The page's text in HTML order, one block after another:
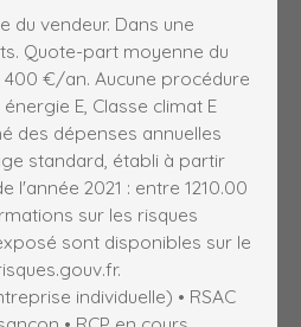
du vendeur. Dans une
Quote-part moyenne du
€/an. Aucune procédure
E, Classe climat E
des dépenses annuelles
standard, établi à partir
l'année 2021 : entre 1210.00
sur les risques
sont disponibles sur le
individuelle) • RSAC